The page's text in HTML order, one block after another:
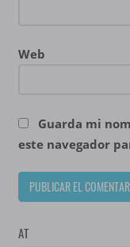
Web
Guarda mi
este navegador
AT